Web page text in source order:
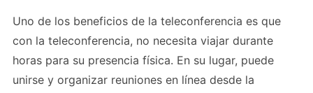
Uno de los beneficios de la teleconferencia es que
con la teleconferencia, no necesita viajar durante
horas para su presencia física. En su lugar, puede
unirse y organizar reuniones en línea desde la